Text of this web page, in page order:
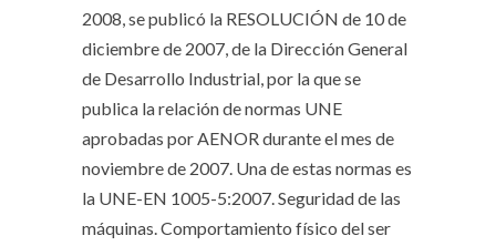
2008, se publicó la RESOLUCIÓN de 10 de
diciembre de 2007, de la Dirección General
de Desarrollo Industrial, por la que se
publica la relación de normas UNE
aprobadas por AENOR durante el mes de
noviembre de 2007. Una de estas normas es
la UNE-EN 1005-5:2007. Seguridad de las
máquinas. Comportamiento físico del ser